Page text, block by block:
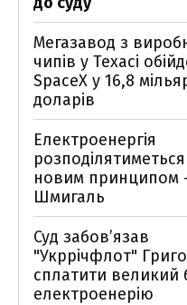
Мегазавод з
чипів у Техасі
SpaceX у 16,8
доларів
Електроенергія
новим принципом
Шмигаль
Суд забов’язав
"Укррічфлот"
сплатити великий
електроенерію